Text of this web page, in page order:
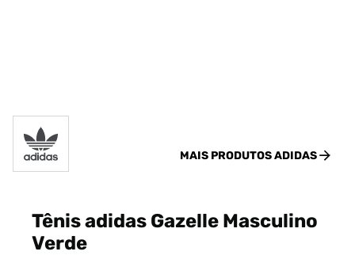
MAIS PRODUTOSADIDAS
Tênis adidas Gazelle Masculino
Verde